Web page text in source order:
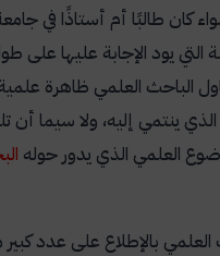
كان طالبًا أم أستاذًا في
التي يود الإجابة عليها على
الباحث العلمي ظاهرة
الذي ينتمي إليه، ولا سيما أن
العلمي الذي يدور حوله
بالإطلاع على عدد كبير